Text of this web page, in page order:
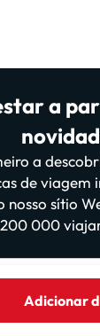
Adicionar
a
a
de viagem
nosso sítio
000
mail
Inscrever-